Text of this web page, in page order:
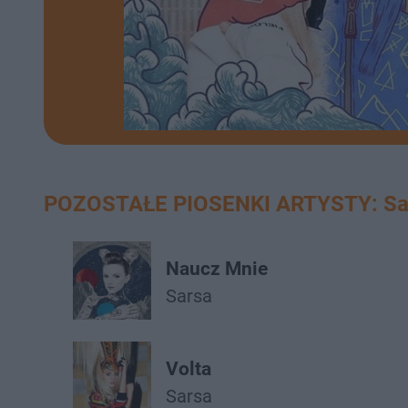
POZOSTAŁE PIOSENKI ARTYSTY:
Naucz Mnie
Sarsa
Volta
Sarsa